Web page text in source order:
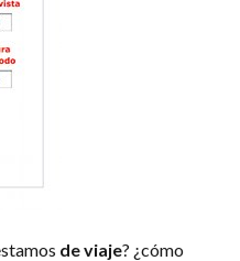
de viaje? ¿cómo